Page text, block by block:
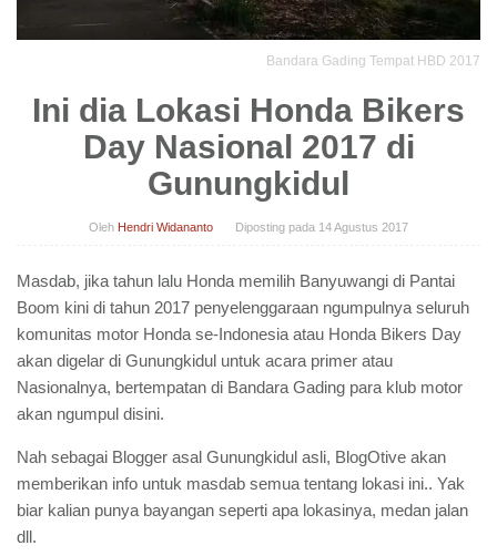
Bandara Gading Tempat HBD 2017
Ini dia Lokasi Honda Bikers
Day Nasional 2017 di
Gunungkidul
Oleh Hendri Widananto Diposting pada 14 Agustus 2017
Masdab, jika tahun lalu Honda memilih Banyuwangi di Pantai
Boom kini di tahun 2017 penyelenggaraan ngumpulnya seluruh
komunitas motor Honda se-Indonesia atau Honda Bikers Day
akan digelar di Gunungkidul untuk acara primer atau
Nasionalnya, bertempatan di Bandara Gading para klub motor
akan ngumpul disini.
Nah sebagai Blogger asal Gunungkidul asli, BlogOtive akan
memberikan info untuk masdab semua tentang lokasi ini.. Yak
biar kalian punya bayangan seperti apa lokasinya, medan jalan
dll.